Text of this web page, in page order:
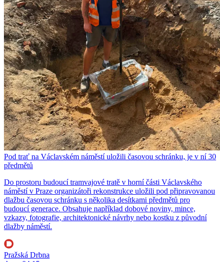
Pod trať na Václavském náměstí uložili časovou schránku, je v ní 30
předmětů
Do prostoru budoucí tramvajové tratě v horní části Václavského
náměstí v Praze organizátoři rekonstrukce uložili pod připravovanou
dlažbu časovou schránku s několika desítkami předmětů pro
budoucí generace. Obsahuje například dobové noviny, mince,
vzkazy, fotografie, architektonické návrhy nebo kostku z původní
dlažby náměstí.
Pražská Drbna